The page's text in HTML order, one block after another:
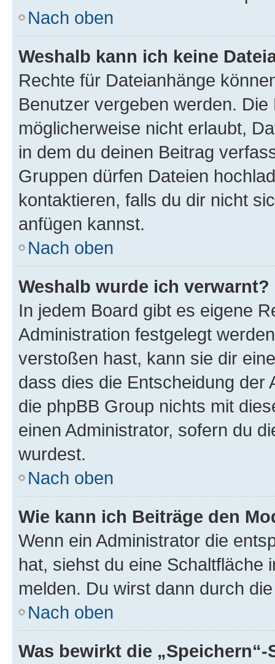
Nach oben
Weshalb kann ich keine
Rechte für Dateianhänge
Benutzer vergeben werden.
möglicherweise nicht erlaubt,
in dem du deinen Beitrag
Gruppen dürfen Dateien
kontaktieren, falls du dir nicht
anfügen kannst.
Nach oben
Weshalb wurde ich verwarnt?
In jedem Board gibt es eigene
Administration festgelegt
verstoßen hast, kann sie dir
dass dies die Entscheidung der
die phpBB Group nichts mit
einen Administrator, sofern du
wurdest.
Nach oben
Wie kann ich Beiträge den
Wenn ein Administrator die
hat, siehst du eine Schaltfläche
melden. Du wirst dann durch
Nach oben
Was bewirkt die